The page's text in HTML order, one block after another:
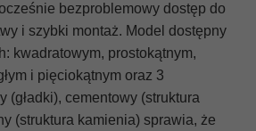
bezproblemowy dostęp do
i szybki montaż. Model dostępny
kwadratowym, prostokątnym,
i pięciokątnym oraz 3
(gładki), cementowy (struktura
(struktura kamienia) sprawia, że